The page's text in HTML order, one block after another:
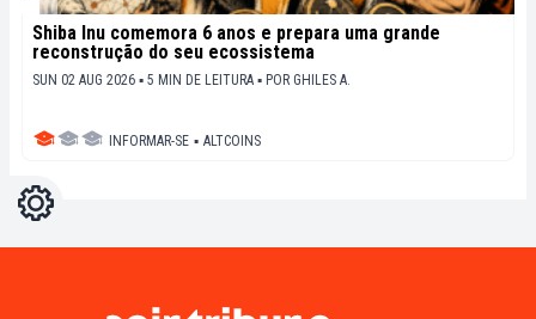
Shiba Inu comemora 6 anos e prepara uma grande
reconstrução do seu ecossistema
SUN 02 AUG 2026 ▪ 5 MIN DE LEITURA ▪ POR GHILES A.
INFORMAR-SE ▪ ALTCOINS
Configurações